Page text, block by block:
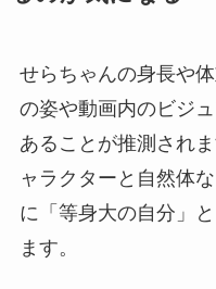
せらちゃんの身長や
の姿や動画内のビジ
あることが推測され
ャラクターと自然体
に「等身大の自分」
ます。